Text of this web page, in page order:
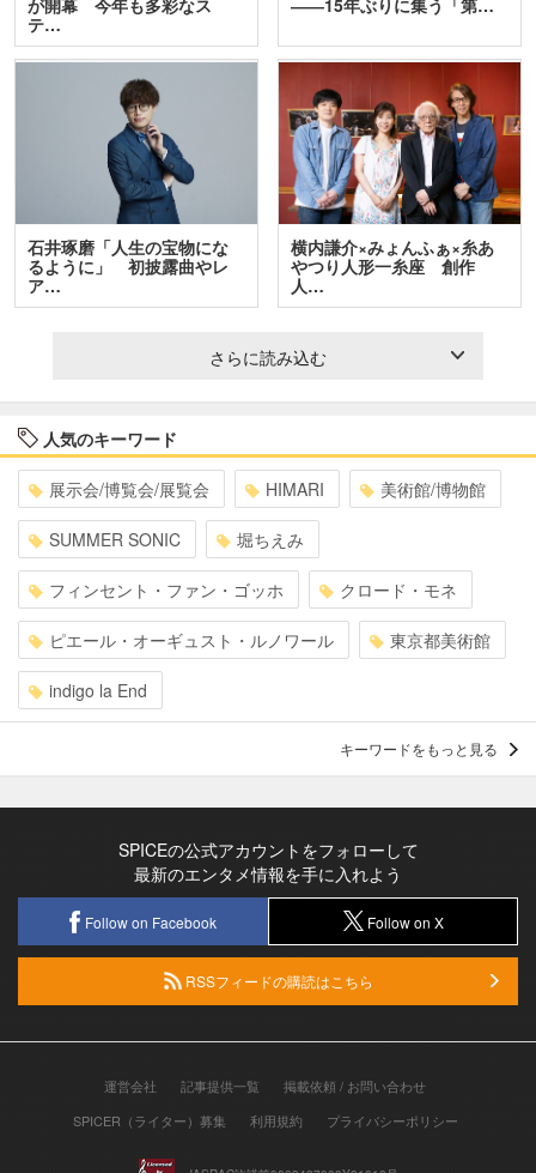
テ…
石井琢磨「人生の宝物にな
るように」 初披露曲やレ
ア…
横内謙介×みょんふぁ×糸あ
やつり人形一糸座 創作
人…
さらに読み込む
人気のキーワード
展示会/博覧会/展覧会 HIMARI 美術館/博物館
SUMMER SONIC 堀ちえみ
フィンセント・ファン・ゴッホ クロード・モネ
ピエール・オーギュスト・ルノワール 東京都美術館
indigo la End
キーワードをもっと見る
SPICEの公式アカウントをフォローして
最新のエンタメ情報を手に入れよう
Follow on Facebook Follow on X
RSSフィードの購読はこちら
運営会社 記事提供一覧
掲載依頼 / お問い合わせ
SPICER（ライター）募集
利用規約 プライバシーポリシー